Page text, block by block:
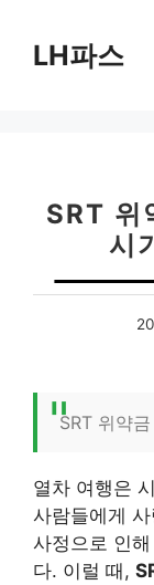
LH파스
SRT 위
시
SRT 위약
열차 여행은
사람들에게
사정으로 인
다. 이럴 때,